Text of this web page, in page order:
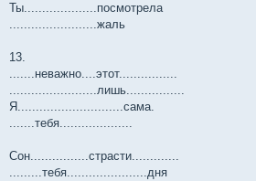
Ты....................посмотрела
........................жаль
13.
.......неважно....этот................
........................лишь................
Я.............................сама.
.......тебя....................
Сон................страсти.............
.........тебя......................дня